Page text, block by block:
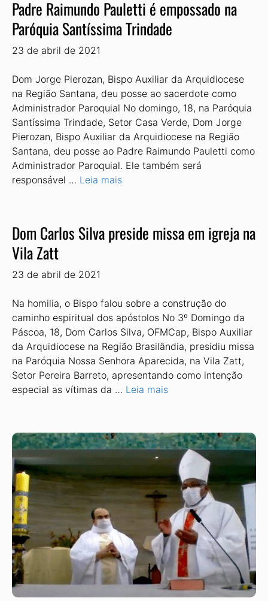
Padre Raimundo Pauletti é empossado na
Paróquia Santíssima Trindade
23 de abril de 2021
Dom Jorge Pierozan, Bispo Auxiliar da Arquidiocese
na Região Santana, deu posse ao sacerdote como
Administrador Paroquial No domingo, 18, na Paróquia
Santíssima Trindade, Setor Casa Verde, Dom Jorge
Pierozan, Bispo Auxiliar da Arquidiocese na Região
Santana, deu posse ao Padre Raimundo Pauletti como
Administrador Paroquial. Ele também será
responsável … Leia mais
Dom Carlos Silva preside missa em igreja na
Vila Zatt
23 de abril de 2021
Na homilia, o Bispo falou sobre a construção do
caminho espiritual dos apóstolos No 3º Domingo da
Páscoa, 18, Dom Carlos Silva, OFMCap, Bispo Auxiliar
da Arquidiocese na Região Brasilândia, presidiu missa
na Paróquia Nossa Senhora Aparecida, na Vila Zatt,
Setor Pereira Barreto, apresentando como intenção
especial as vítimas da … Leia mais